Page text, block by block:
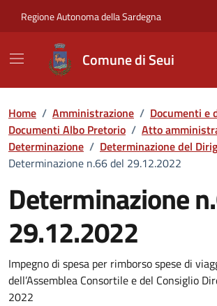
Regione Autonoma della Sardegna
Comune di Seui
Home / Amministrazione / Documenti e
Documenti Albo Pretorio / Atto
Determinazione / Determinazione del
Determinazione n.66 del 29.12.2022
Determinazione
29.12.2022
Dettaglio del documento
Impegno di spesa per rimborso spese di
dell’Assemblea Consortile e del Consiglio
2022